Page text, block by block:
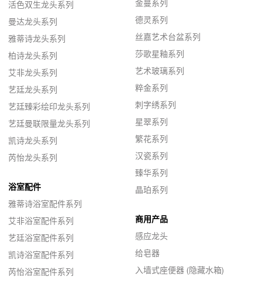
活色双生龙头系列
曼达龙头系列
雅蒂诗龙头系列
柏诗龙头系列
艾非龙头系列
艺廷龙头系列
艺廷臻彩绘印龙头系列
艺廷曼联限量龙头系列
凯诗龙头系列
芮怡龙头系列
浴室配件
雅蒂诗浴室配件系列
艾非浴室配件系列
艺廷浴室配件系列
凯诗浴室配件系列
芮怡浴室配件系列
金蔓系列
德灵系列
丝嘉艺术台盆系列
莎歌星釉系列
艺术玻璃系列
粹金系列
刺字绣系列
星翠系列
繁花系列
汉瓷系列
臻华系列
晶珀系列
商用产品
感应龙头
给皂器
入墙式座便器 (隐藏水箱)